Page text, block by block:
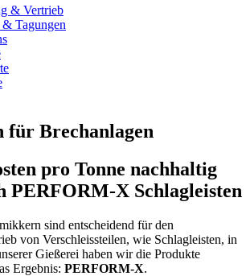
& Vertrieb
& Tagungen
für Brechanlagen
pro Tonne nachhaltig
PERFORM-X Schlagleisten
sind entscheidend für den
von Verschleissteilen, wie Schlagleisten, in
Gießerei haben wir die Produkte
Ergebnis: PERFORM-X.